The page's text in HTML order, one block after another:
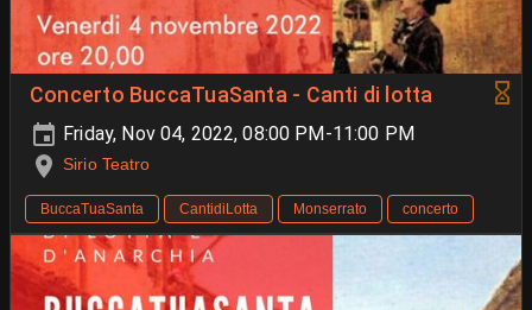
Concerto BuccaTuaSanta - Canti di lotta
Friday, Nov 04, 2022, 08:00 PM-11:00 PM
Sirio Teatro
BuccaTuaSanta CantidiLotta Monserrato concerto